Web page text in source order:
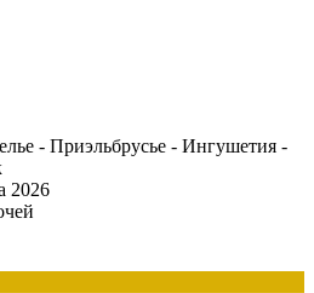
- Приэльбрусье - Ингушетия -
2026